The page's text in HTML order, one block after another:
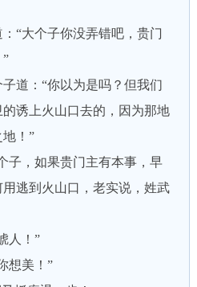
大个子你没弄错吧，贵门
：“你以为是吗？但我们
诱上火山口去的，因为那地
！”
，如果贵门主有本事，早
逃到火山口，老实说，姓武
人！”
美！”